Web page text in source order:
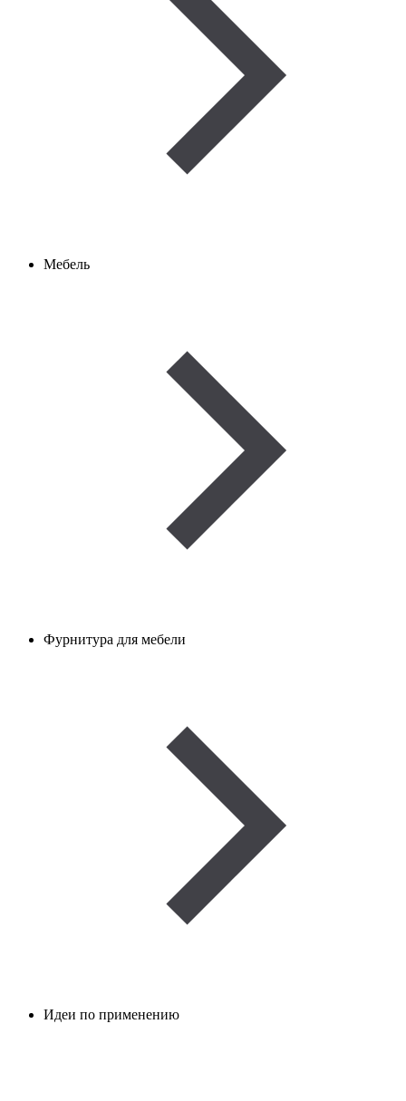
Мебель
Фурнитура для мебели
Идеи по применению